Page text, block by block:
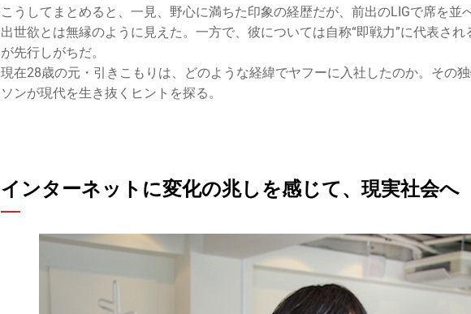
こうしてまとめると、一見、野心に満ちた印象の経歴だが、前出のLIGで席を並
出世欲とは無縁のように見えた。一方で、彼については自称“即戦力”に代表さ
が先行しがちだ。
現在28歳の元・引きこもりは、どのような経緯でヤフーに入社したのか。その
ソンが現代を生き抜くヒントを探る。
インターネットに変化の兆しを感じて、現実社会へ